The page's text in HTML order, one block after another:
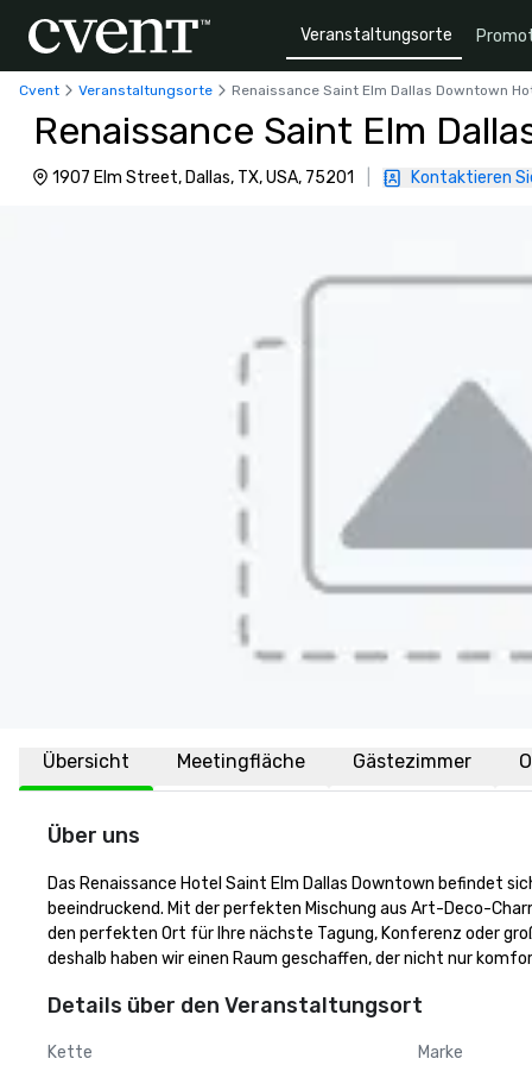
Veranstaltungsorte
Cvent Veranstaltungsorte Renaissance Saint Elm Dallas Downtown
Renaissance Saint Elm
1907 Elm Street, Dallas, TX, USA, 75201 Kontaktieren
Übersicht Meetingfläche Gästezimmer
Über uns
Das Renaissance Hotel Saint Elm Dallas Downtown befindet
beeindruckend. Mit der perfekten Mischung aus Art-Deco-
den perfekten Ort für Ihre nächste Tagung, Konferenz oder
deshalb haben wir einen Raum geschaffen, der nicht nur
Details über den Veranstaltungsort
Kette Marke